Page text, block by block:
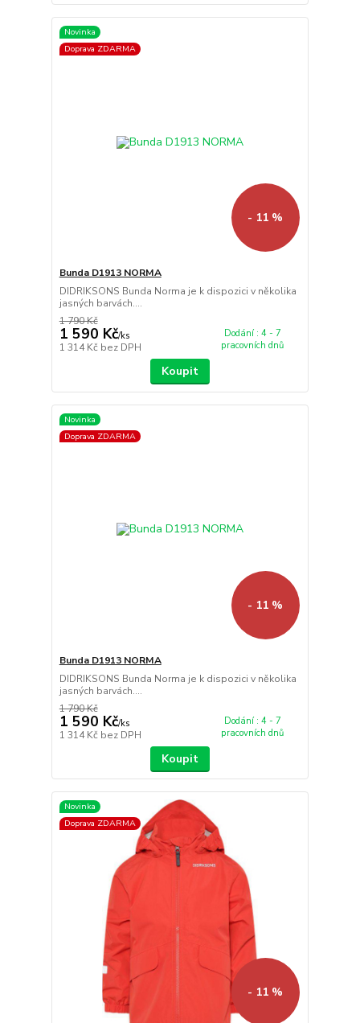
Novinka
Doprava ZDARMA
- 11 %
Bunda D1913 NORMA
DIDRIKSONS Bunda Norma je k dispozici v několika
jasných barvách....
1 790 Kč
1 590 Kč/ks
1 314 Kč bez DPH
Dodání : 4 - 7
pracovních dnů
Koupit
Novinka
Doprava ZDARMA
- 11 %
Bunda D1913 NORMA
DIDRIKSONS Bunda Norma je k dispozici v několika
jasných barvách....
1 790 Kč
1 590 Kč/ks
1 314 Kč bez DPH
Dodání : 4 - 7
pracovních dnů
Koupit
Novinka
Doprava ZDARMA
- 11 %